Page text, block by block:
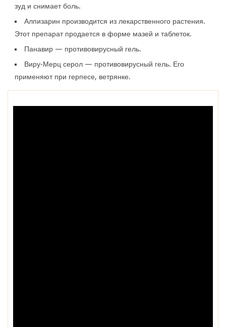
зуд и снимает боль.
Алпизарин производится из лекарственного растения.
Этот препарат продается в форме мазей и таблеток.
Панавир — противовирусный гель.
Виру-Мерц серол — противовирусный гель. Его
применяют при герпесе, ветрянке.